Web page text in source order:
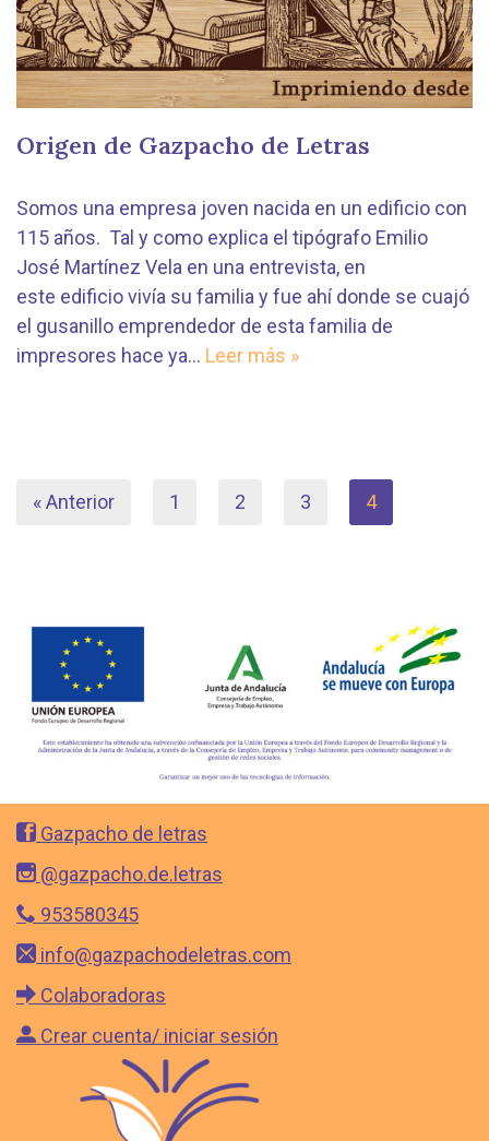
Origen de Gazpacho de Letras
Somos una empresa joven nacida en un edificio con
115 años. Tal y como explica el tipógrafo Emilio
José Martínez Vela en una entrevista, en
este edificio vivía su familia y fue ahí donde se cuajó
el gusanillo emprendedor de esta familia de
impresores hace ya… Leer más »
« Anterior 1 2 3 4
Gazpacho de letras
@gazpacho.de.letras
953580345
info@gazpachodeletras.com
Colaboradoras
Crear cuenta/ iniciar sesión